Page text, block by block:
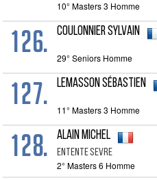
10° Masters 3 Homme
126. COULONNIER Sylvain
29° Seniors Homme
127. LEMASSON Sébastien
11° Masters 3 Homme
128. ALAIN Michel
ENTENTE SEVRE
2° Masters 6 Homme